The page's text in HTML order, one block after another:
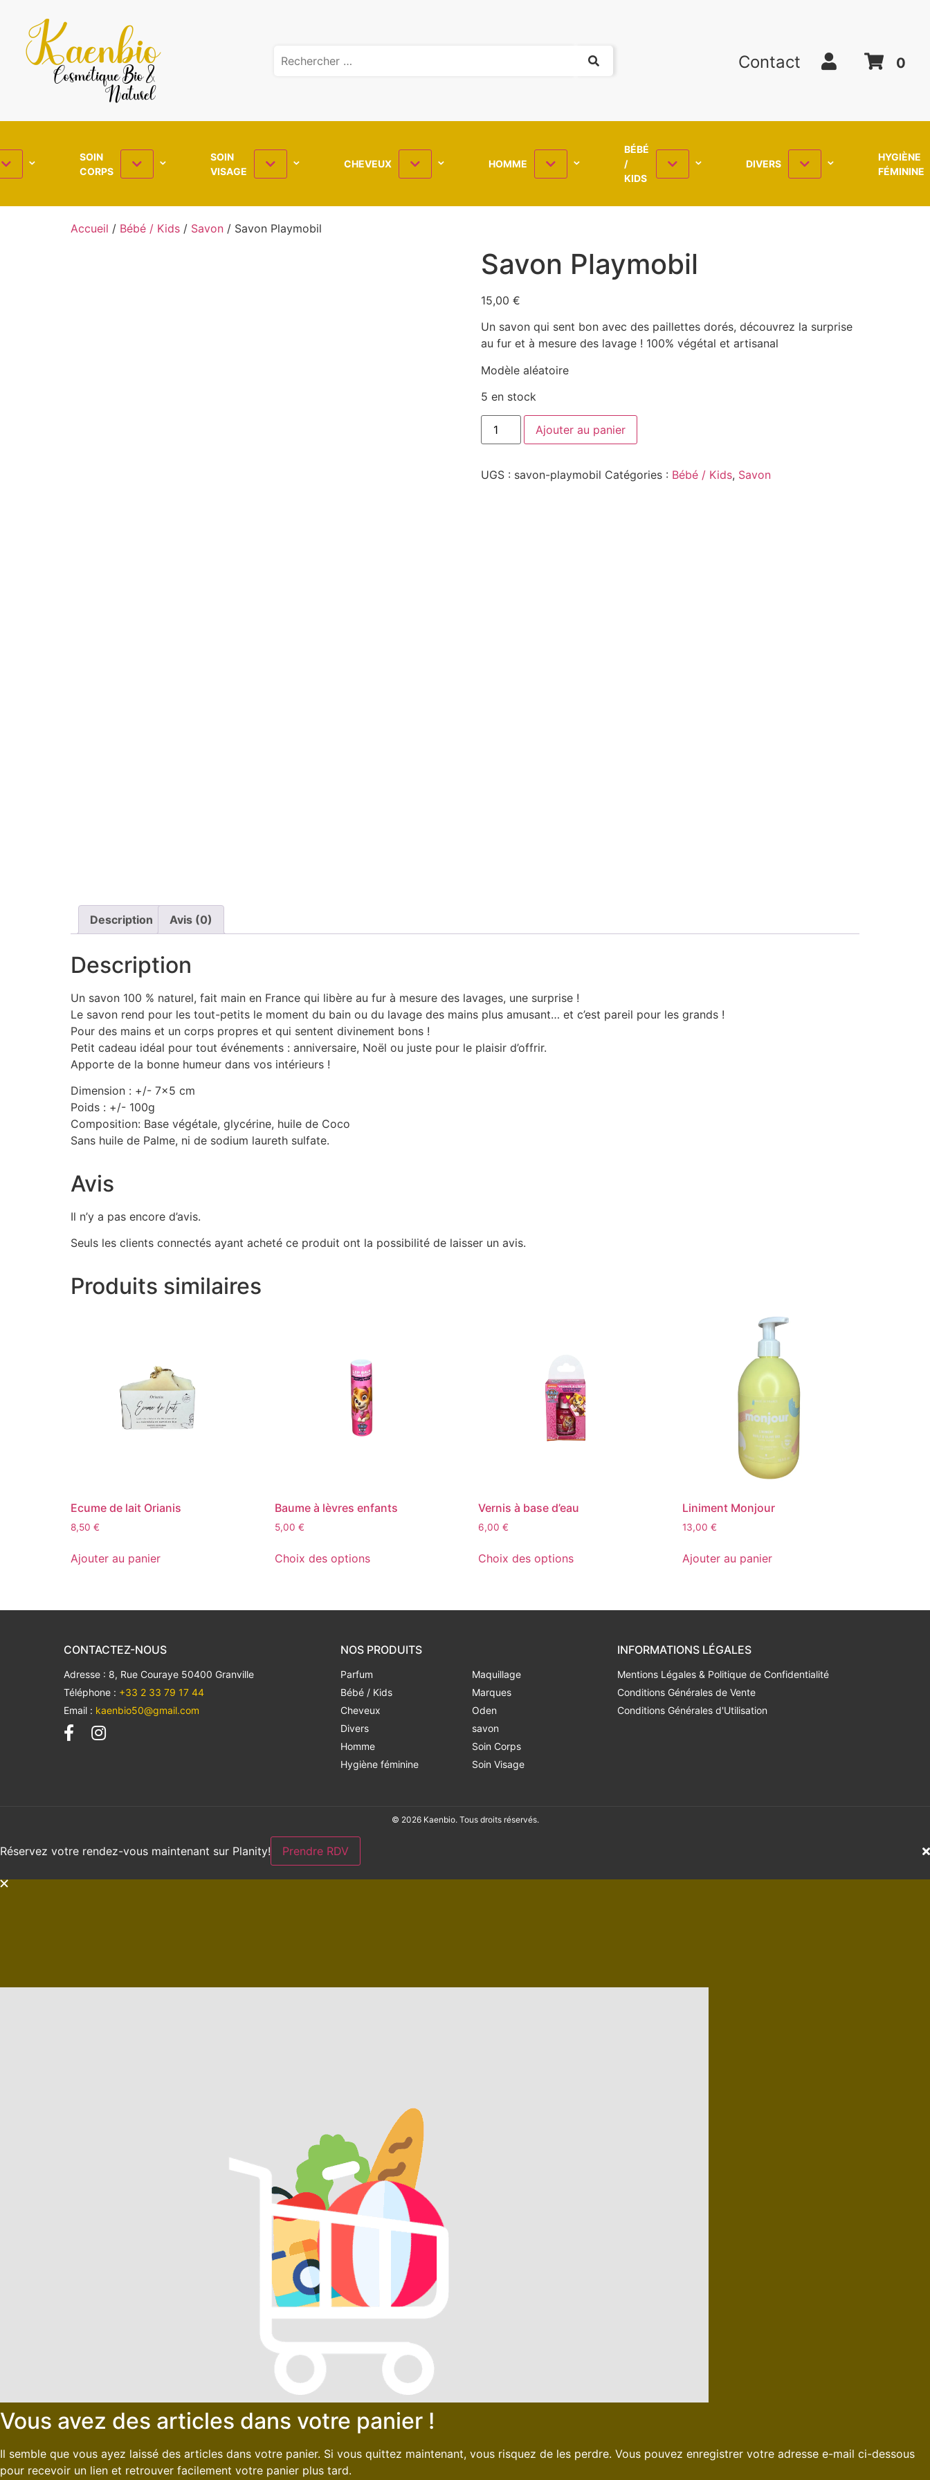
Contact 0
SOIN
CORPS
SOIN
VISAGE
CHEVEUX HOMME
BÉBÉ
/
KIDS
DIVERS
HYGIÈNE
FÉMININE
Accueil / Bébé / Kids / Savon / Savon Playmobil
Savon Playmobil
15,00 €
Un savon qui sent bon avec des paillettes dorés, découvrez la surprise
au fur et à mesure des lavage ! 100% végétal et artisanal
Modèle aléatoire
5 en stock
Ajouter au panier
UGS : savon-playmobil Catégories : Bébé / Kids, Savon
Description Avis (0)
Description
Un savon 100 % naturel, fait main en France qui libère au fur à mesure des lavages, une surprise !
Le savon rend pour les tout-petits le moment du bain ou du lavage des mains plus amusant… et c’est pareil pour les grands !
Pour des mains et un corps propres et qui sentent divinement bons !
Petit cadeau idéal pour tout événements : anniversaire, Noël ou juste pour le plaisir d’offrir.
Apporte de la bonne humeur dans vos intérieurs !
Dimension : +/- 7×5 cm
Poids : +/- 100g
Composition: Base végétale, glycérine, huile de Coco
Sans huile de Palme, ni de sodium laureth sulfate.
Avis
Il n’y a pas encore d’avis.
Seuls les clients connectés ayant acheté ce produit ont la possibilité de laisser un avis.
Produits similaires
Ecume de lait Orianis
8,50 €
Ajouter au panier
Baume à lèvres enfants
5,00 €
Choix des options
Vernis à base d’eau
6,00€
Choix des options
Liniment Monjour
13,00€
Ajouter au panier
CONTACTEZ-NOUS
Adresse : 8, Rue Couraye 50400 Granville
Téléphone : +33 2 33 79 17 44
Email : kaenbio50@gmail.com
NOS PRODUITS
Parfum
Bébé / Kids
Cheveux
Divers
Homme
Hygiène féminine
Maquillage
Marques
Oden
savon
Soin Corps
Soin Visage
INFORMATIONS LÉGALES
Mentions Légales & Politique de Confidentialité
Conditions Générales de Vente
Conditions Générales d'Utilisation
© 2026 Kaenbio. Tous droits réservés.
Réservez votre rendez-vous maintenant sur Planity! Prendre RDV
Vous avez des articles dans votre panier !
Il semble que vous ayez laissé des articles dans votre panier. Si vous quittez maintenant, vous risquez de les perdre. Vous pouvez enregistrer votre adresse e-mail ci-dessous
pour recevoir un lien et retrouver facilement votre panier plus tard.